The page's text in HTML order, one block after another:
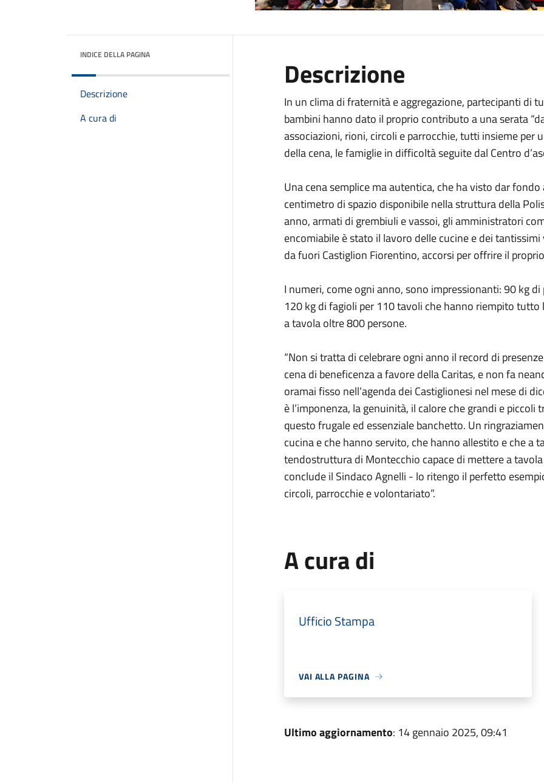
INDICE DELLA PAGINA
Descrizione
A cura di
Descrizione
In un clima di fraternità e aggregazione, partecipanti di
bambini hanno dato il proprio contributo a una serata
associazioni, rioni, circoli e parrocchie, tutti insieme per
della cena, le famiglie in difficoltà seguite dal Centro
Una cena semplice ma autentica, che ha visto dar
centimetro di spazio disponibile nella struttura della
anno, armati di grembiuli e vassoi, gli amministratori
encomiabile è stato il lavoro delle cucine e dei
da fuori Castiglion Fiorentino, accorsi per offrire il
I numeri, come ogni anno, sono impressionanti: 90 kg
120 kg di fagioli per 110 tavoli che hanno riempito
a tavola oltre 800 persone.
“Non si tratta di celebrare ogni anno il record di
cena di beneficenza a favore della Caritas, e non fa
oramai fisso nell’agenda dei Castiglionesi nel mese di
è l’imponenza, la genuinità, il calore che grandi e
questo frugale ed essenziale banchetto. Un
cucina e che hanno servito, che hanno allestito e che a
tendostruttura di Montecchio capace di mettere a
conclude il Sindaco Agnelli - lo ritengo il perfetto
circoli, parrocchie e volontariato”.
A cura di
Ufficio Stampa
VAI ALLA PAGINA
Ultimo aggiornamento: 14 gennaio 2025, 09:41